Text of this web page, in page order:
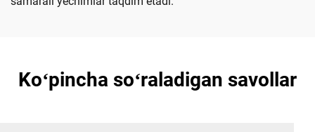
Koʻpincha soʻraladigan savollar